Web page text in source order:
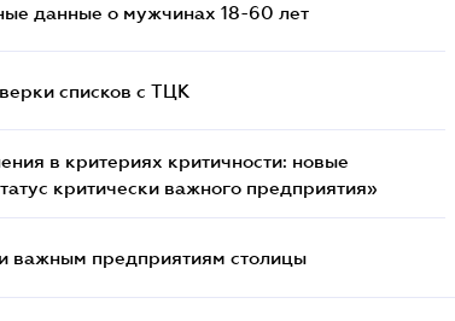
данные о мужчинах 18-60 лет
списков c ТЦК
в критериях критичности: новые
критически важного предприятия»
важным предприятиям столицы